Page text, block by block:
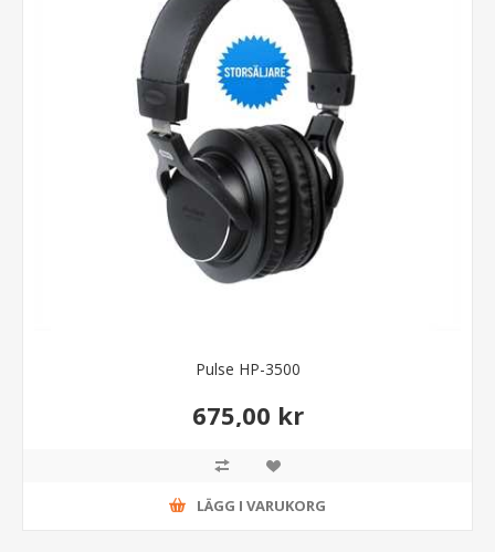
Pulse HP-3500
675,00 kr
LÄGG I VARUKORG